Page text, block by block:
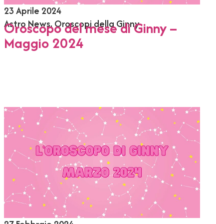
23 Aprile 2024
Astro News,Oroscopi della Ginny
Oroscopo del mese di Ginny –
Maggio 2024